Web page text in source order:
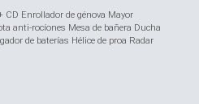
Enrollador de génova Mayor
anti-rocíones Mesa de bañera Ducha
de baterías Hélice de proa Radar